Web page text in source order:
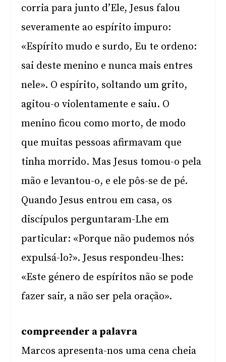
corria para junto d’Ele, Jesus falou
severamente ao espírito impuro:
«Espírito mudo e surdo, Eu te ordeno:
sai deste menino e nunca mais entres
nele». O espírito, soltando um grito,
agitou-o violentamente e saiu. O
menino ficou como morto, de modo
que muitas pessoas afirmavam que
tinha morrido. Mas Jesus tomou-o pela
mão e levantou-o, e ele pôs-se de pé.
Quando Jesus entrou em casa, os
discípulos perguntaram-Lhe em
particular: «Porque não pudemos nós
expulsá-lo?». Jesus respondeu-lhes:
«Este género de espíritos não se pode
fazer sair, a não ser pela oração».
compreender a palavra
Marcos apresenta-nos uma cena cheia